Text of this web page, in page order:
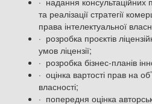
та реалізації стратегії
права інтелектуальної
· розробка проєктів
умов ліцензії;
· розробка бізнес-планів
· оцінка вартості прав на
власності;
· попередня оцінка